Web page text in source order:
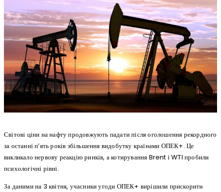
Світові ціни на нафту продовжують падати після оголошення рекордного
за останні п’ять років збільшення видобутку країнами ОПЕК+. Це
викликало нервову реакцію ринків, а котирування Brent і WTI пробили
психологічні рівні.
За даними на 3 квітня, учасники угоди ОПЕК+ вирішили прискорити